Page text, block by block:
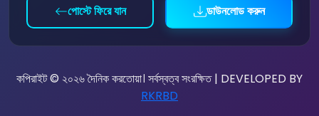
পোস্টে ফিরে যান ডাউনলোড করুন
কপিরাইট © ২০২৬ দৈনিক করতোয়া। সর্বস্বত্ব সংরক্ষিত | DEVELOPED BY
RKRBD